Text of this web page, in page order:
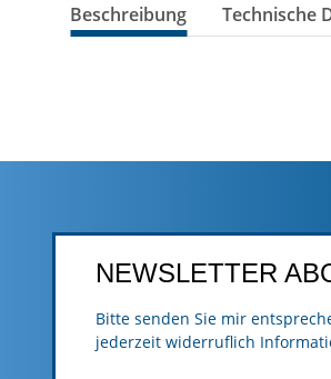
Beschreibung Technische
NEWSLETTER
Bitte senden Sie mir
jederzeit widerruflich